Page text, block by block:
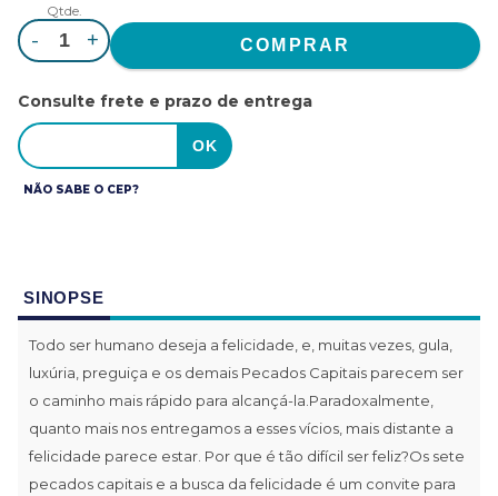
Qtde.
- +
Consulte frete e prazo de entrega
NÃO SABE O CEP?
SINOPSE
Todo ser humano deseja a felicidade, e, muitas vezes, gula,
luxúria, preguiça e os demais Pecados Capitais parecem ser
o caminho mais rápido para alcançá-la.Paradoxalmente,
quanto mais nos entregamos a esses vícios, mais distante a
felicidade parece estar. Por que é tão difícil ser feliz?Os sete
pecados capitais e a busca da felicidade é um convite para